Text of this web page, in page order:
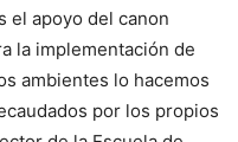
el apoyo del canon
la implementación de
ambientes lo hacemos
por los propios